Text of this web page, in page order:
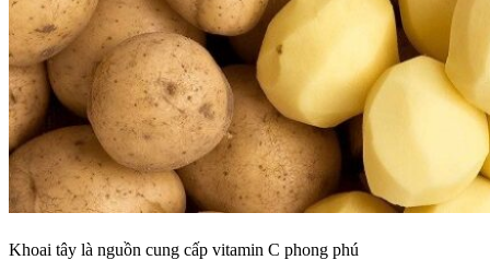
Khoai tây là nguồn cung cấp vitamin C phong phú